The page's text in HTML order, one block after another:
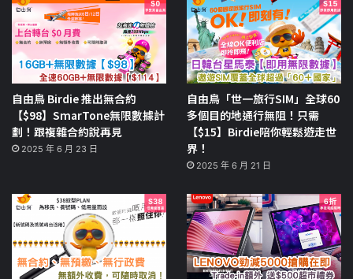
自由鳥 Birdie 推出無合約
【$98】SmarTone無限數據計
劃！跟複雜合約說再見
2025 年 6 月 23 日
自由鳥「世一旅行SIM」全球60
多個目的地通行無阻！只需
【$15】Birdie陪你輕鬆遊走世
界！
2025 年 6 月 21 日